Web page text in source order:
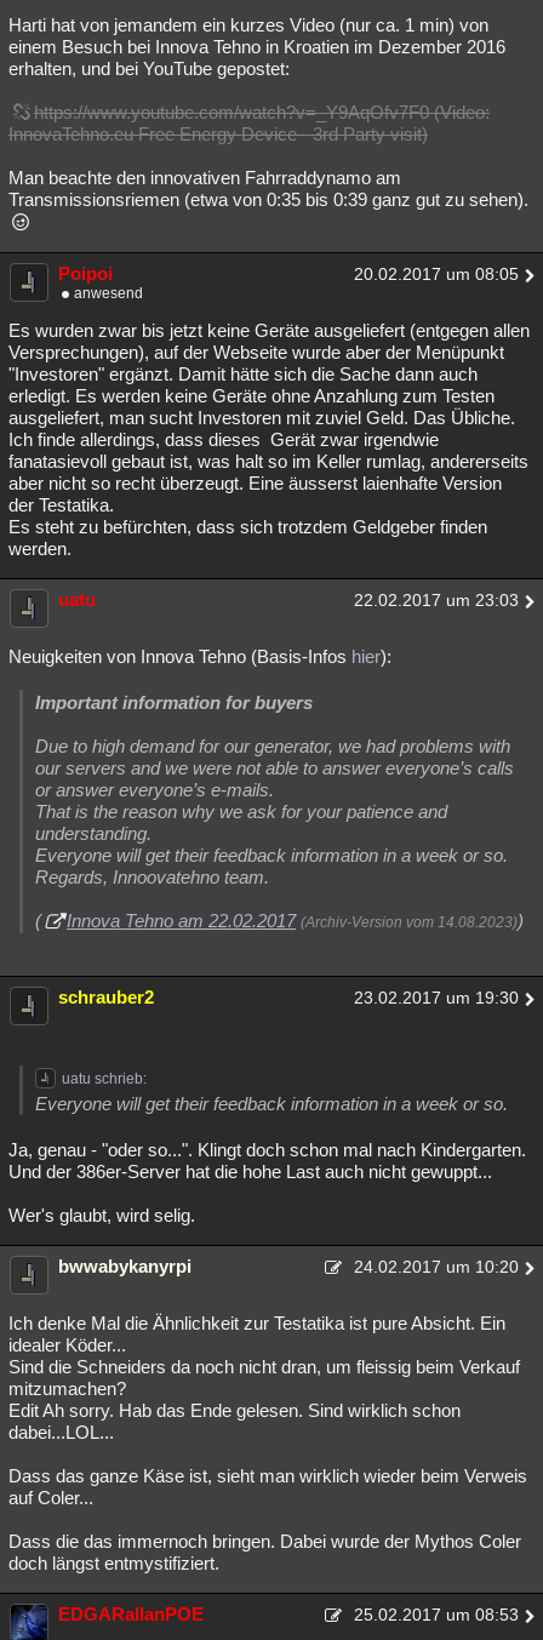
Harti hat von jemandem ein kurzes Video (nur ca. 1 min) von
einem Besuch bei Innova Tehno in Kroatien im Dezember 2016
erhalten, und bei YouTube gepostet:
https://www.youtube.com/watch?v=_Y9AqOfv7F0 (Video:
InnovaTehno.eu Free Energy Device - 3rd Party visit)
Man beachte den innovativen Fahrraddynamo am
Transmissionsriemen (etwa von 0:35 bis 0:39 ganz gut zu sehen).
Poipoi 20.02.2017 um 08:05
anwesend
Es wurden zwar bis jetzt keine Geräte ausgeliefert (entgegen allen
Versprechungen), auf der Webseite wurde aber der Menüpunkt
"Investoren" ergänzt. Damit hätte sich die Sache dann auch
erledigt. Es werden keine Geräte ohne Anzahlung zum Testen
ausgeliefert, man sucht Investoren mit zuviel Geld. Das Übliche.
Ich finde allerdings, dass dieses Gerät zwar irgendwie
fanatasievoll gebaut ist, was halt so im Keller rumlag, andererseits
aber nicht so recht überzeugt. Eine äusserst laienhafte Version
der Testatika.
Es steht zu befürchten, dass sich trotzdem Geldgeber finden
werden.
uatu 22.02.2017 um 23:03
Neuigkeiten von Innova Tehno (Basis-Infos hier):
Important information for buyers
Due to high demand for our generator, we had problems with
our servers and we were not able to answer everyone’s calls
or answer everyone’s e-mails.
That is the reason why we ask for your patience and
understanding.
Everyone will get their feedback information in a week or so.
Regards, Innoovatehno team.
( Innova Tehno am 22.02.2017 (Archiv-Version vom 14.08.2023))
schrauber2 23.02.2017 um 19:30
uatu schrieb:
Everyone will get their feedback information in a week or so.
Ja, genau - "oder so...". Klingt doch schon mal nach Kindergarten.
Und der 386er-Server hat die hohe Last auch nicht gewuppt...
Wer's glaubt, wird selig.
bwwabykanyrpi 24.02.2017 um 10:20
Ich denke Mal die Ähnlichkeit zur Testatika ist pure Absicht. Ein
idealer Köder...
Sind die Schneiders da noch nicht dran, um fleissig beim Verkauf
mitzumachen?
Edit Ah sorry. Hab das Ende gelesen. Sind wirklich schon
dabei...LOL...
Dass das ganze Käse ist, sieht man wirklich wieder beim Verweis
auf Coler...
Dass die das immernoch bringen. Dabei wurde der Mythos Coler
doch längst entmystifiziert.
EDGARallanPOE 25.02.2017 um 08:53